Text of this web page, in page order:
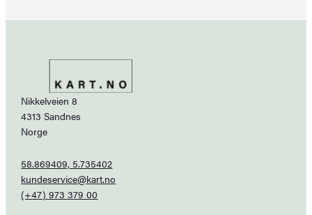
Nikkelveien 8
4313 Sandnes
Norge
58.869409, 5.735402
kundeservice@kart.no
(+47) 973 379 00